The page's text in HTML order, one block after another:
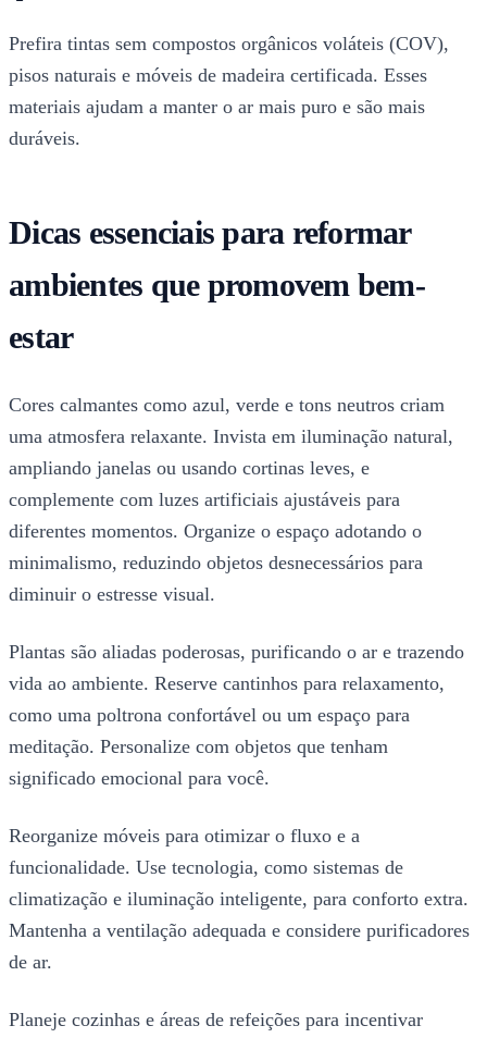
Prefira tintas sem compostos orgânicos voláteis (COV),
pisos naturais e móveis de madeira certificada. Esses
materiais ajudam a manter o ar mais puro e são mais
duráveis.
Dicas essenciais para reformar
ambientes que promovem bem-
estar
Cores calmantes como azul, verde e tons neutros criam
uma atmosfera relaxante. Invista em iluminação natural,
ampliando janelas ou usando cortinas leves, e
complemente com luzes artificiais ajustáveis para
diferentes momentos. Organize o espaço adotando o
minimalismo, reduzindo objetos desnecessários para
diminuir o estresse visual.
Plantas são aliadas poderosas, purificando o ar e trazendo
vida ao ambiente. Reserve cantinhos para relaxamento,
como uma poltrona confortável ou um espaço para
meditação. Personalize com objetos que tenham
significado emocional para você.
Reorganize móveis para otimizar o fluxo e a
funcionalidade. Use tecnologia, como sistemas de
climatização e iluminação inteligente, para conforto extra.
Mantenha a ventilação adequada e considere purificadores
de ar.
Planeje cozinhas e áreas de refeições para incentivar